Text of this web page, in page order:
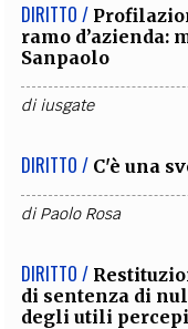
DIRITTO /
ramo d’azienda:
Sanpaolo
diiusgate
DIRITTO / C'è una
diPaolo Rosa
DIRITTO /
di sentenza di
degli utili